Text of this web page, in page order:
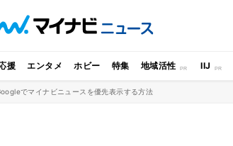
援 エンタメ ホビー 特集 地域活性 IIJ
でマイナビニュースを優先表示する方法